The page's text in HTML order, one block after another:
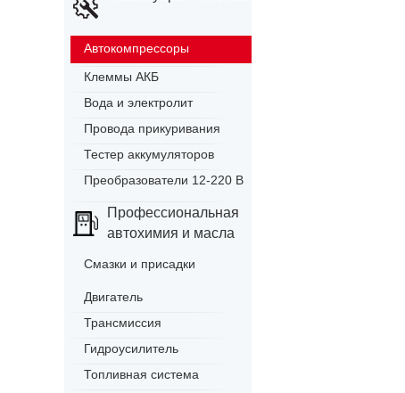
Автокомпрессоры
Клеммы АКБ
Вода и электролит
Провода прикуривания
Тестер аккумуляторов
Преобразователи 12-220 В
Профессиональная
автохимия и масла
Смазки и присадки
Двигатель
Трансмиссия
Гидроусилитель
Топливная система